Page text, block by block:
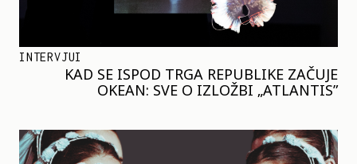
INTERVJUI
KAD SE ISPOD TRGA REPUBLIKE ZAČUJE
OKEAN: SVE O IZLOŽBI „ATLANTIS”